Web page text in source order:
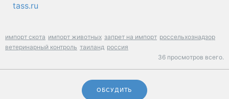
tass.ru
импорт скота импорт животных запрет на импорт россельхознадзор
ветеринарный контроль таиланд россия
36 просмотров всего.
ОБСУДИТЬ